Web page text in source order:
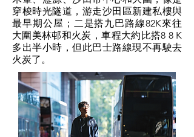
穿梭時光隧道，游走沙田區新建私樓與
最早期公屋；二是搭九巴路線82K來往
大圍美林邨和火炭，車程大約比搭8 8 K
多出半小時，但此巴士路線現不再駛去
火炭了。